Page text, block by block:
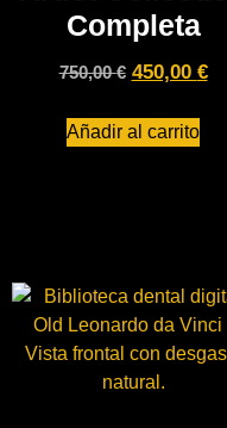
Completa
750,00€ 450,00 €
Añadir al carrito